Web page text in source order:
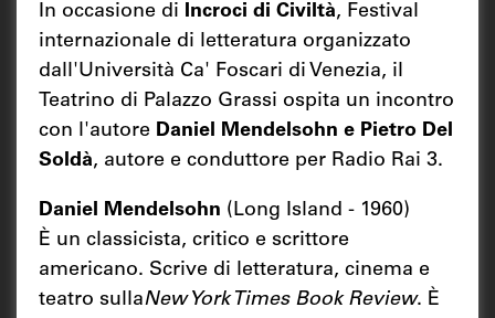
In occasione di Incroci di Civiltà, Festival
internazionale di letteratura organizzato
dall'Università Ca' Foscari di Venezia, il
Teatrino di Palazzo Grassi ospita un incontro
con l'autore Daniel Mendelsohn e Pietro Del
Soldà, autore e conduttore per Radio Rai 3.
Daniel Mendelsohn (Long Island - 1960)
È un classicista, critico e scrittore
americano. Scrive di letteratura, cinema e
teatro sullaNew York Times Book Review. È